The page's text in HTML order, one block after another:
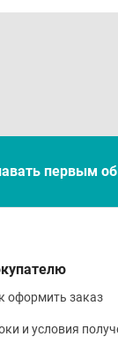
первым
оформить заказ
и условия